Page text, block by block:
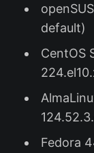
default)
CentOS
Fedora